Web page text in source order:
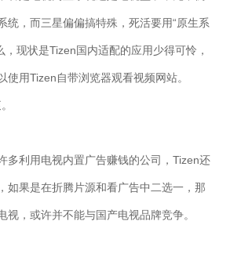
统，而三星偏偏搞特殊，死活要用“原生系
，现状是Tizen国内适配的应用少得可怜，
使用Tizen自带浏览器观看视频网站。
多利用电视内置广告赚钱的公司，Tizen还
如果是在折腾片源和看广告中二选一，那
视，或许并不能与国产电视品牌竞争。